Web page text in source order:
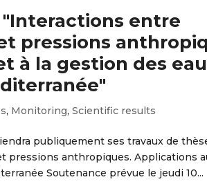
entre
pressions
à la gestion des
, Monitoring, Scientific results
publiquement ses travaux de
pressions anthropiques. Applications
Soutenance prévue le jeudi 10...